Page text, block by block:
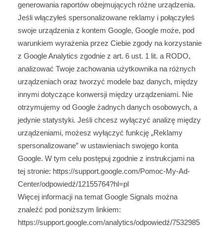
generowania raportów obejmujących różne urządzenia.
Jeśli włączyłeś spersonalizowane reklamy i połączyłeś
swoje urządzenia z kontem Google, Google może, pod
warunkiem wyrażenia przez Ciebie zgody na korzystanie
z Google Analytics zgodnie z art. 6 ust. 1 lit. a RODO,
analizować Twoje zachowania użytkownika na różnych
urządzeniach oraz tworzyć modele baz danych, między
innymi dotyczące konwersji między urządzeniami. Nie
otrzymujemy od Google żadnych danych osobowych, a
jedynie statystyki. Jeśli chcesz wyłączyć analizę między
urządzeniami, możesz wyłączyć funkcję „Reklamy
spersonalizowane” w ustawieniach swojego konta
Google. W tym celu postępuj zgodnie z instrukcjami na
tej stronie: https://support.google.com/Pomoc-My-Ad-
Center/odpowiedź/12155764?hl=pl
Więcej informacji na temat Google Signals można
znaleźć pod poniższym linkiem:
https://support.google.com/analytics/odpowiedź/7532985